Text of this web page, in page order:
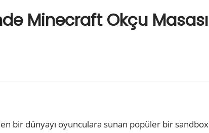
Minecraft Okçu Masası
bir dünyayı oyunculara sunan popüler bir sandbox